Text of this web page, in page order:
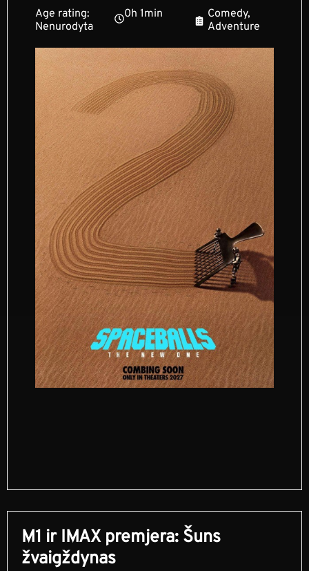
Age rating:
Nenurodyta
0h 1min
Comedy,
Adventure
M1 ir IMAX premjera: Šuns
žvaigždynas